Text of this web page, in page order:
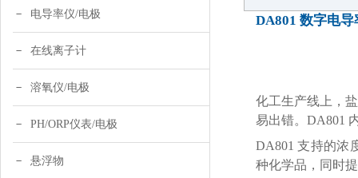
电导率仪/电极
在线离子计
溶氧仪/电极
PH/ORP仪表/电极
悬浮物
DA801 数字电
化工生产线上，
易出错。DA801
DA801 支持的浓
种化学品，同时